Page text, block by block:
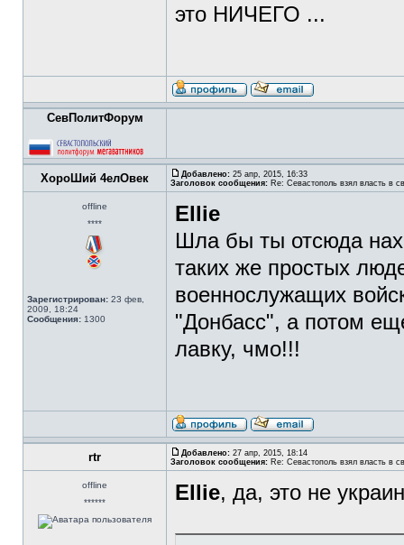
это НИЧЕГО ...
СевПолитФорум
ХороШий 4елОвек Добавлено: 25 апр, 2015, 16:33
Заголовок сообщения: Re: Севастополь взял власть в
offline
****
Зарегистрирован: 23 фев,
2009, 18:24
Сообщения: 1300
Ellie
Шла бы ты отсюда нах
таких же простых
военнослужащих
"Донбасс", а потом
лавку, чмо!!!
rtr Добавлено: 27 апр, 2015, 18:14
Заголовок сообщения: Re: Севастополь взял власть в
offline
******
Ellie, да, это не